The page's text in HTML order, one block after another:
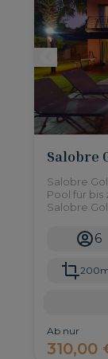
Salobre
Salobre
Pool für bis
Salobre
und alles,6
Ab nur
310,00